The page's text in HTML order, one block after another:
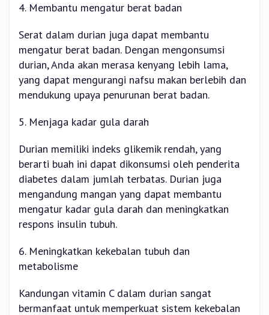
4. Membantu mengatur berat badan
Serat dalam durian juga dapat membantu
mengatur berat badan. Dengan mengonsumsi
durian, Anda akan merasa kenyang lebih lama,
yang dapat mengurangi nafsu makan berlebih dan
mendukung upaya penurunan berat badan.
5. Menjaga kadar gula darah
Durian memiliki indeks glikemik rendah, yang
berarti buah ini dapat dikonsumsi oleh penderita
diabetes dalam jumlah terbatas. Durian juga
mengandung mangan yang dapat membantu
mengatur kadar gula darah dan meningkatkan
respons insulin tubuh.
6. Meningkatkan kekebalan tubuh dan
metabolisme
Kandungan vitamin C dalam durian sangat
bermanfaat untuk memperkuat sistem kekebalan